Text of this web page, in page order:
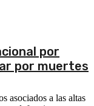
por
por muertes
asociados a las altas